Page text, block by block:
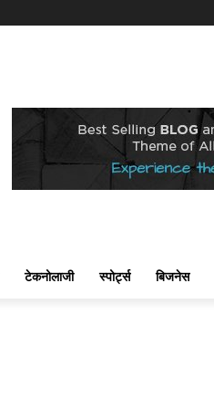
टेकनोलाजी स्पोर्ट्स बिजनेस